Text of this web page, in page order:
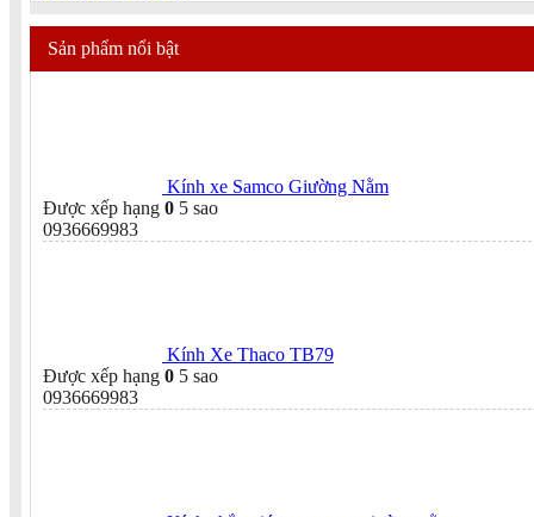
Sản phẩm nổi bật
Kính xe Samco Giường Nằm
Được xếp hạng 0 5 sao
0936669983
Kính Xe Thaco TB79
Được xếp hạng 0 5 sao
0936669983